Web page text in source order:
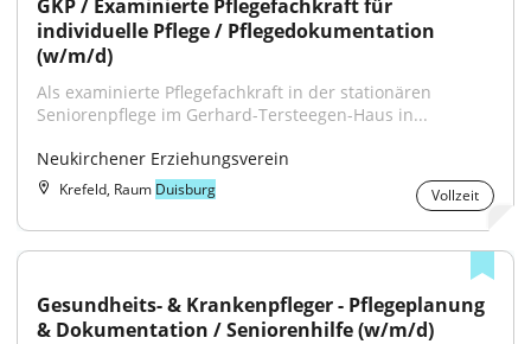
GKP / Examinierte Pflegefachkraft für
individuelle Pflege / Pflegedokumentation
(w/m/d)
Als examinierte Pflegefachkraft in der stationären
Seniorenpflege im Gerhard-Tersteegen-Haus in...
Neukirchener Erziehungsverein
Krefeld, Raum Duisburg Vollzeit
Gesundheits- & Krankenpfleger - Pflegeplanung
& Dokumentation / Seniorenhilfe (w/m/d)